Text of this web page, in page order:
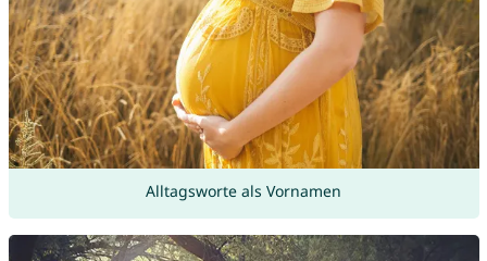
Alltagsworte als Vornamen